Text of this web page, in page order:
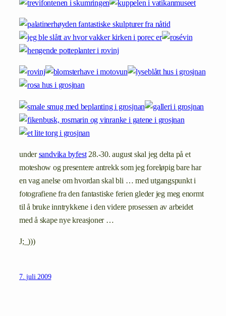
undersandvika byfest28.-30. august skal jeg delta på et
moteshow og presentere antrekk som jeg foreløpig bare har
en vag anelse om hvordan skal bli … med utgangspunkt i
fotografiene fra den fantastiske ferien gleder jeg meg enormt
til å bruke inntrykkene i den videre prosessen av arbeidet
med å skape nye kreasjoner …
J;_)))
7. juli 2009